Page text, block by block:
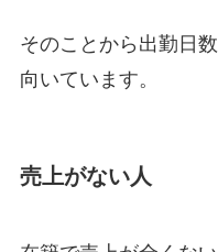
そのことから出勤日
向いています。
売上がない人